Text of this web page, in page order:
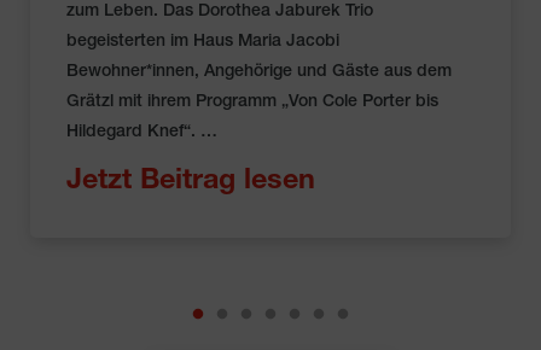
zum Leben. Das Dorothea Jaburek Trio
begeisterten im Haus Maria Jacobi
Bewohner*innen, Angehörige und Gäste aus dem
Grätzl mit ihrem Programm „Von Cole Porter bis
Hildegard Knef“. …
Jetzt Beitrag lesen